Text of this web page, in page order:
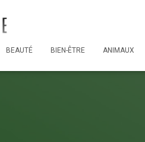
BEAUTÉ BIEN-ÊTRE ANIMAUX